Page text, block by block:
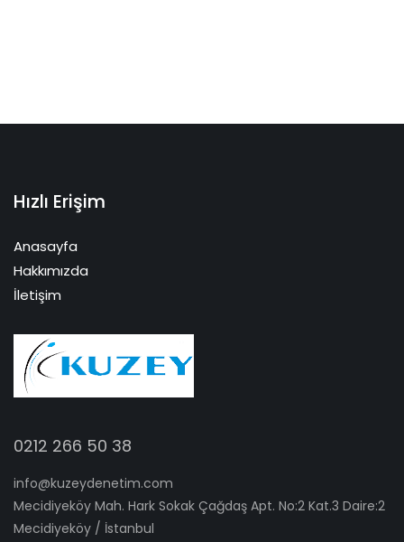
Hızlı Erişim
Anasayfa
Hakkımızda
İletişim
0212 266 50 38
info@kuzeydenetim.com
Mecidiyeköy Mah. Hark Sokak Çağdaş Apt. No:2 Kat.3 Daire:2
Mecidiyeköy / İstanbul